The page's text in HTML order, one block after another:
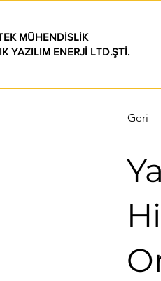
MÜHENDİSLİK
YAZILIM ENERJİ LTD.ŞTİ.
Geri